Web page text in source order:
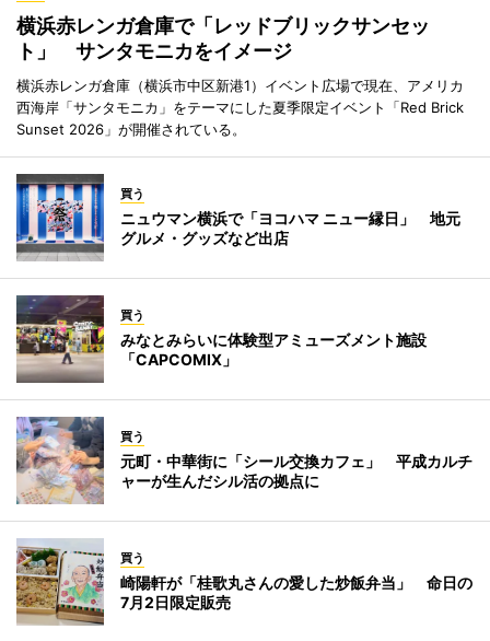
横浜赤レンガ倉庫で「レッドブリックサンセッ
ト」 サンタモニカをイメージ
横浜赤レンガ倉庫（横浜市中区新港1）イベント広場で現在、アメリカ
西海岸「サンタモニカ」をテーマにした夏季限定イベント「Red Brick
Sunset 2026」が開催されている。
買う
ニュウマン横浜で「ヨコハマ ニュー縁日」 地元
グルメ・グッズなど出店
買う
みなとみらいに体験型アミューズメント施設
「CAPCOMIX」
買う
元町・中華街に「シール交換カフェ」 平成カルチ
ャーが生んだシル活の拠点に
買う
崎陽軒が「桂歌丸さんの愛した炒飯弁当」 命日の
7月2日限定販売